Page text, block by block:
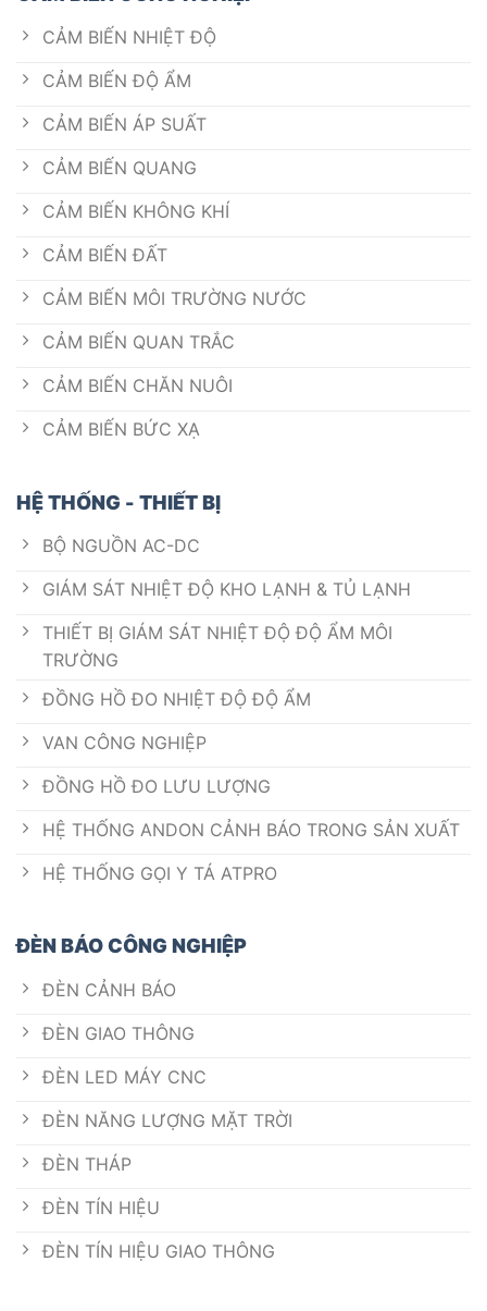
CẢM BIẾN NHIỆT ĐỘ
CẢM BIẾN ĐỘ ẨM
CẢM BIẾN ÁP SUẤT
CẢM BIẾN QUANG
CẢM BIẾN KHÔNG KHÍ
CẢM BIẾN ĐẤT
CẢM BIẾN MÔI TRƯỜNG NƯỚC
CẢM BIẾN QUAN TRẮC
CẢM BIẾN CHĂN NUÔI
CẢM BIẾN BỨC XẠ
HỆ THỐNG - THIẾT BỊ
BỘ NGUỒN AC-DC
GIÁM SÁT NHIỆT ĐỘ KHO LẠNH & TỦ LẠNH
THIẾT BỊ GIÁM SÁT NHIỆT ĐỘ ĐỘ ẨM MÔI
TRƯỜNG
ĐỒNG HỒ ĐO NHIỆT ĐỘ ĐỘ ẨM
VAN CÔNG NGHIỆP
ĐỒNG HỒ ĐO LƯU LƯỢNG
HỆ THỐNG ANDON CẢNH BÁO TRONG SẢN XUẤT
HỆ THỐNG GỌI Y TÁ ATPRO
ĐÈN BÁO CÔNG NGHIỆP
ĐÈN CẢNH BÁO
ĐÈN GIAO THÔNG
ĐÈN LED MÁY CNC
ĐÈN NĂNG LƯỢNG MẶT TRỜI
ĐÈN THÁP
ĐÈN TÍN HIỆU
ĐÈN TÍN HIỆU GIAO THÔNG